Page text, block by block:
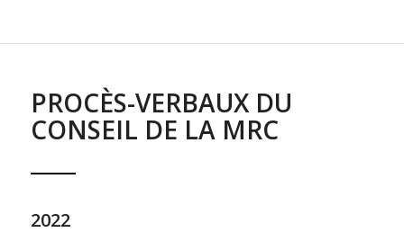
PROCÈS-VERBAUX DU
CONSEIL DE LA MRC
2022